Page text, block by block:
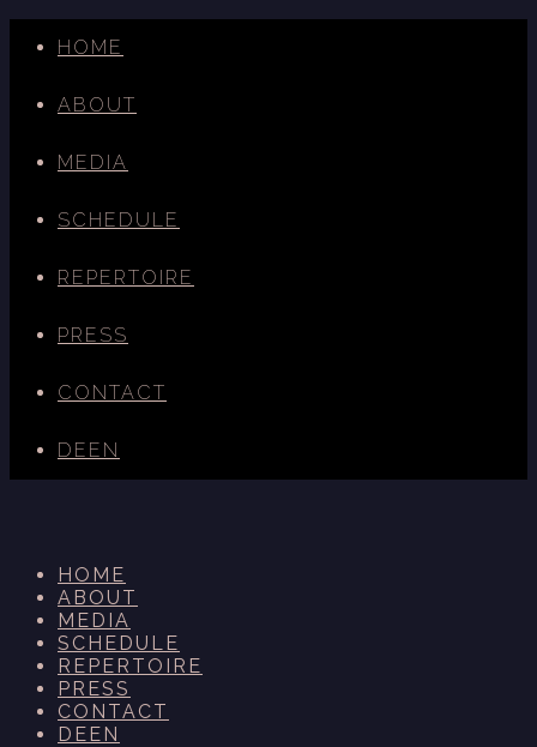
HOME
ABOUT
MEDIA
SCHEDULE
REPERTOIRE
PRESS
CONTACT
DE EN
HOME
ABOUT
MEDIA
SCHEDULE
REPERTOIRE
PRESS
CONTACT
DEEN